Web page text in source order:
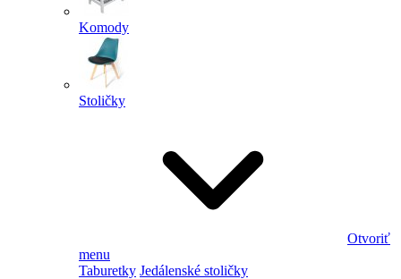
Komody
Stoličky
Otvoriť
menu
Taburetky Jedálenské stoličky